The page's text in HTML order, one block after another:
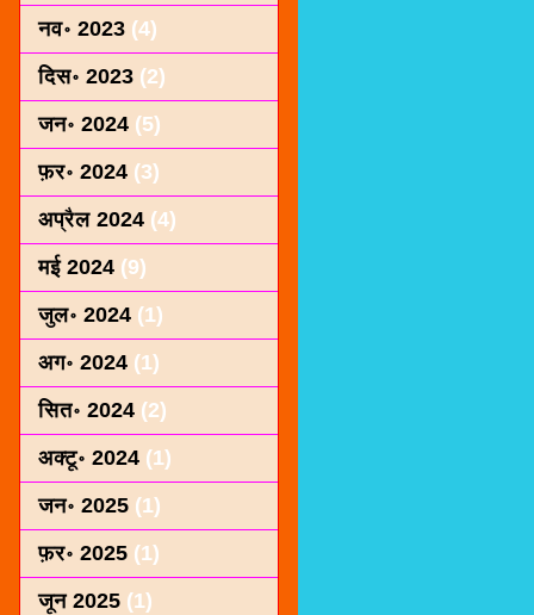
नव॰ 2023 (4)
दिस॰ 2023 (2)
जन॰ 2024 (5)
फ़र॰ 2024 (3)
अप्रैल 2024 (4)
मई 2024 (9)
जुल॰ 2024 (1)
अग॰ 2024 (1)
सित॰ 2024 (2)
अक्टू॰ 2024 (1)
जन॰ 2025 (1)
फ़र॰ 2025 (1)
जून 2025 (1)